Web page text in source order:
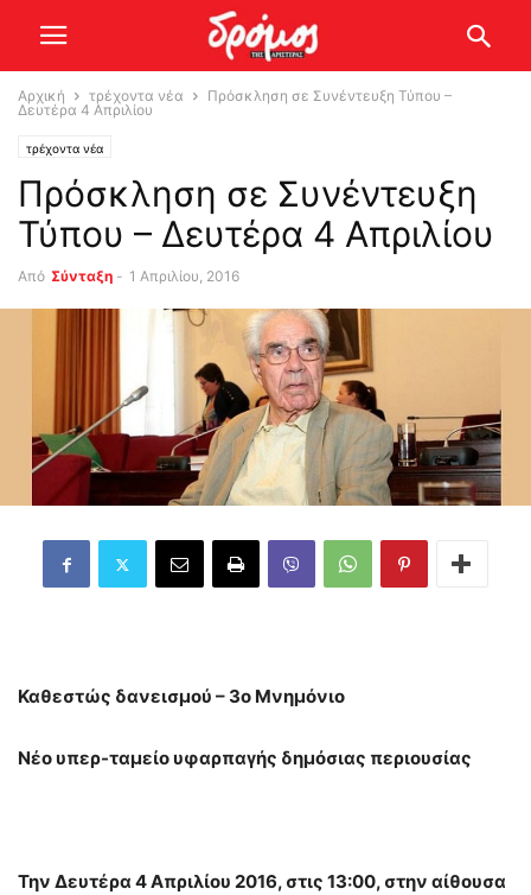
Αρχική τρέχοντα νέα
Πρόσκληση σε Συνέντευξη Τύπου –
Δευτέρα 4 Απριλίου
τρέχοντα νέα
Πρόσκληση σε Συνέντευξη
Τύπου – Δευτέρα 4 Απριλίου
Από Σύνταξη - 1 Απριλίου, 2016
Καθεστώς δανεισμού – 3ο Μνημόνιο
Νέο υπερ-ταμείο υφαρπαγής δημόσιας περιουσίας
Την Δευτέρα 4 Απριλίου 2016, στις 13:00, στην αίθουσα